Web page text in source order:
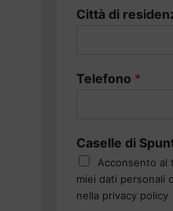
Città di
Telefono *
Caselle di
Acconsento al
miei dati personali
nella privacy policy